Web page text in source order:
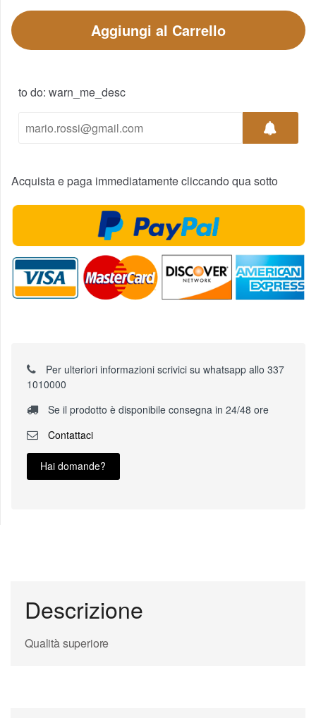
Aggiungi al Carrello
to do: warn_me_desc
Acquista e paga immediatamente cliccando qua sotto
Per ulteriori informazioni scrivici su whatsapp allo 337
1010000
Se il prodotto è disponibile consegna in 24/48 ore
Contattaci
Hai domande?
Descrizione
Qualità superiore